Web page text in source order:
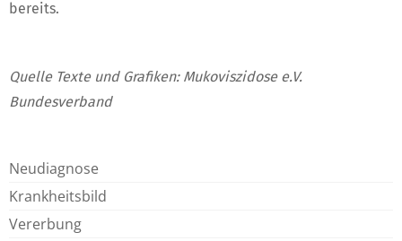
bereits.
Quelle Texte und Grafiken: Mukoviszidose e.V.
Bundesverband
Neudiagnose
Krankheitsbild
Vererbung